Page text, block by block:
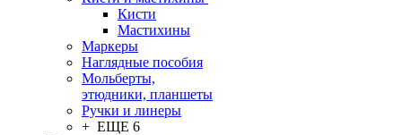
Кисти
Мастихины
Маркеры
Наглядные пособия
Мольберты,
этюдники, планшеты
Ручки и линеры
+ ЕЩЕ 6